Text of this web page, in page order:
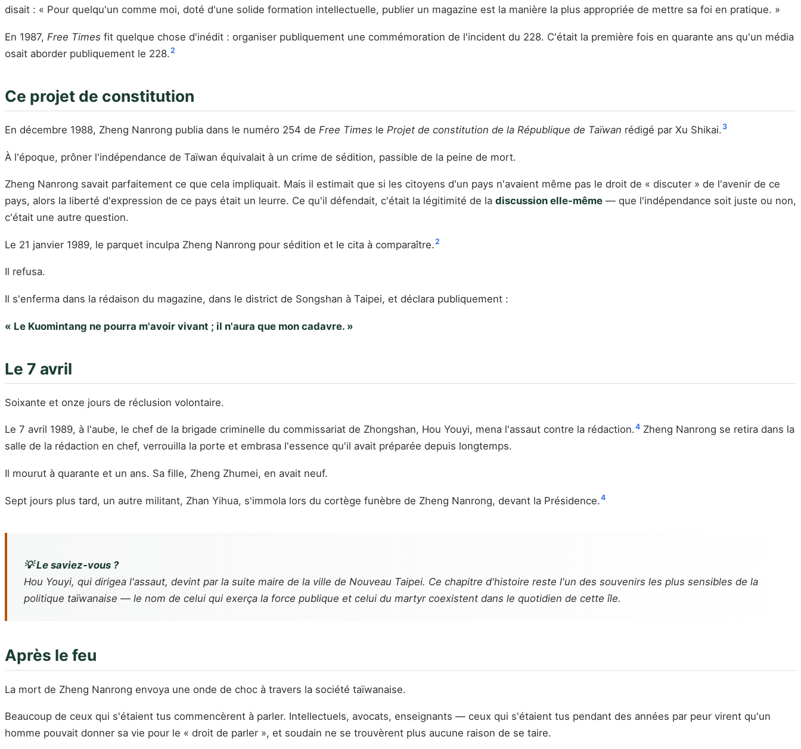
disait : « Pour quelqu'un comme moi, doté d'une solide formation intellectuelle, publier un magazine est la manière la plus appropriée de mettre sa foi en pratique. »
En 1987, Free Times fit quelque chose d'inédit : organiser publiquement une commémoration de l'incident du 228. C'était la première fois en quarante ans qu'un média
osait aborder publiquement le 228.2
Ce projet de constitution
En décembre 1988, Zheng Nanrong publia dans le numéro 254 de Free Times le Projet de constitution de la République de Taïwan rédigé par Xu Shikai. 3
À l'époque, prôner l'indépendance de Taïwan équivalait à un crime de sédition, passible de la peine de mort.
Zheng Nanrong savait parfaitement ce que cela impliquait. Mais il estimait que si les citoyens d'un pays n'avaient même pas le droit de « discuter » de l'avenir de ce
pays, alors la liberté d'expression de ce pays était un leurre. Ce qu'il défendait, c'était la légitimité de la discussion elle-même — que l'indépendance soit juste ou non,
c'était une autre question.
Le 21 janvier 1989, le parquet inculpa Zheng Nanrong pour sédition et le cita à comparaître.2
Il refusa.
Il s'enferma dans la rédaison du magazine, dans le district de Songshan à Taipei, et déclara publiquement :
« Le Kuomintang ne pourra m'avoir vivant ; il n'aura que mon cadavre. »
Le 7 avril
Soixante et onze jours de réclusion volontaire.
Le 7 avril 1989, à l'aube, le chef de la brigade criminelle du commissariat de Zhongshan, Hou Youyi, mena l'assaut contre la rédaction.4 Zheng Nanrong se retira dans la
salle de la rédaction en chef, verrouilla la porte et embrasa l'essence qu'il avait préparée depuis longtemps.
Il mourut à quarante et un ans. Sa fille, Zheng Zhumei, en avait neuf.
Sept jours plus tard, un autre militant, Zhan Yihua, s'immola lors du cortège funèbre de Zheng Nanrong, devant la Présidence.4
💡 Le saviez-vous ?
Hou Youyi, qui dirigea l'assaut, devint par la suite maire de la ville de Nouveau Taipei. Ce chapitre d'histoire reste l'un des souvenirs les plus sensibles de la
politique taïwanaise — le nom de celui qui exerça la force publique et celui du martyr coexistent dans le quotidien de cette île.
Après le feu
La mort de Zheng Nanrong envoya une onde de choc à travers la société taïwanaise.
Beaucoup de ceux qui s'étaient tus commencèrent à parler. Intellectuels, avocats, enseignants — ceux qui s'étaient tus pendant des années par peur virent qu'un
homme pouvait donner sa vie pour le « droit de parler », et soudain ne se trouvèrent plus aucune raison de se taire.